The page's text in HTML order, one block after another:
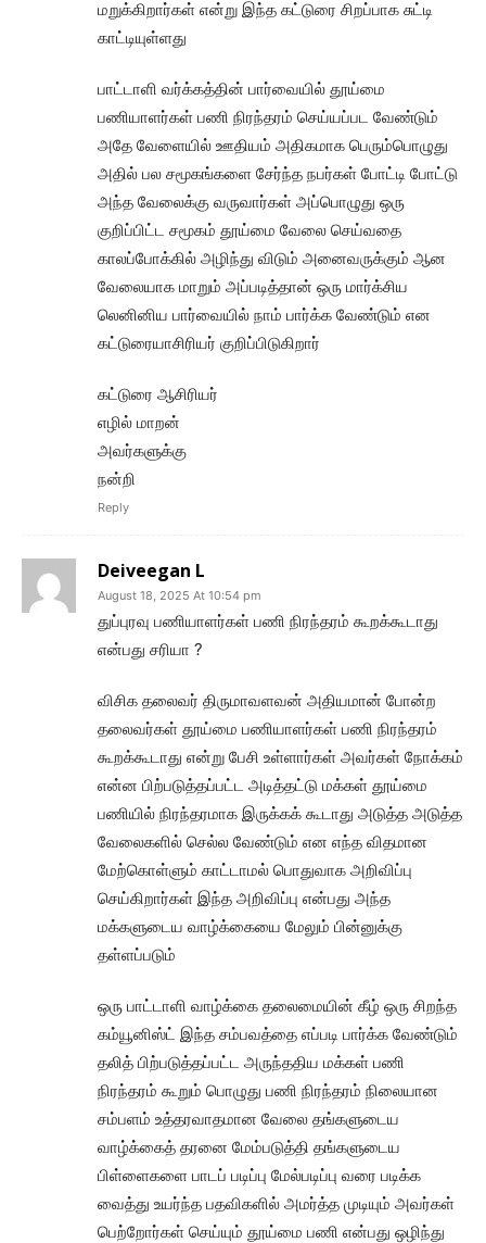
மறுக்கிறார்கள் என்று இந்த கட்டுரை சிறப்பாக சுட்டி
காட்டியுள்ளது
பாட்டாளி வர்க்கத்தின் பார்வையில் தூய்மை
பணியாளர்கள் பணி நிரந்தரம் செய்யப்பட வேண்டும்
அதே வேளையில் ஊதியம் அதிகமாக பெரும்பொழுது
அதில் பல சமூகங்களை சேர்ந்த நபர்கள் போட்டி போட்டு
அந்த வேலைக்கு வருவார்கள் அப்பொழுது ஒரு
குறிப்பிட்ட சமூகம் தூய்மை வேலை செய்வதை
காலப்போக்கில் அழிந்து விடும் அனைவருக்கும் ஆன
வேலையாக மாறும் அப்படித்தான் ஒரு மார்க்சிய
லெனினிய பார்வையில் நாம் பார்க்க வேண்டும் என
கட்டுரையாசிரியர் குறிப்பிடுகிறார்
கட்டுரை ஆசிரியர்
எழில் மாறன்
அவர்களுக்கு
நன்றி
Reply
Deiveegan L
August 18, 2025 At 10:54 pm
துப்புரவு பணியாளர்கள் பணி நிரந்தரம் கூறக்கூடாது
என்பது சரியா ?
விசிக தலைவர் திருமாவளவன் அதியமான் போன்ற
தலைவர்கள் தூய்மை பணியாளர்கள் பணி நிரந்தரம்
கூறக்கூடாது என்று பேசி உள்ளார்கள் அவர்கள் நோக்கம்
என்ன பிற்படுத்தப்பட்ட அடித்தட்டு மக்கள் தூய்மை
பணியில் நிரந்தரமாக இருக்கக் கூடாது அடுத்த அடுத்த
வேலைகளில் செல்ல வேண்டும் என எந்த விதமான
மேற்கொள்ளும் காட்டாமல் பொதுவாக அறிவிப்பு
செய்கிறார்கள் இந்த அறிவிப்பு என்பது அந்த
மக்களுடைய வாழ்க்கையை மேலும் பின்னுக்கு
தள்ளப்படும்
ஒரு பாட்டாளி வாழ்க்கை தலைமையின் கீழ் ஒரு சிறந்த
கம்யூனிஸ்ட் இந்த சம்பவத்தை எப்படி பார்க்க வேண்டும்
தலித் பிற்படுத்தப்பட்ட அருந்ததிய மக்கள் பணி
நிரந்தரம் கூறும் பொழுது பணி நிரந்தரம் நிலையான
சம்பளம் உத்தரவாதமான வேலை தங்களுடைய
வாழ்க்கைத் தரனை மேம்படுத்தி தங்களுடைய
பிள்ளைகளை பாடப் படிப்பு மேல்படிப்பு வரை படிக்க
வைத்து உயர்ந்த பதவிகளில் அமர்த்த முடியும் அவர்கள்
பெற்றோர்கள் செய்யும் தூய்மை பணி என்பது ஒழிந்து